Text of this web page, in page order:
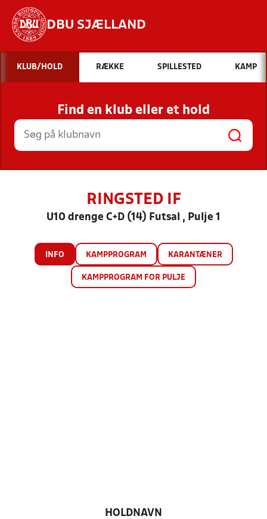
DBU SJÆLLAND
Hvad vil du søge efter?
INDHOLD OG NYHEDER
STILLINGER, RESULTATER, KLUBBER OG
HOLD
KLUB/HOLD RÆKKE SPILLESTED KAMP
Find en klub eller et hold
RINGSTED IF
U10 drenge C+D (14) Futsal , Pulje 1
INFO KAMPPROGRAM KARANTÆNER
KAMPPROGRAM FOR PULJE
HOLDNAVN